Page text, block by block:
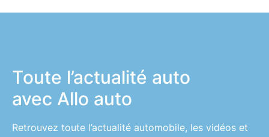
Toute l’actualité auto
avec Allo auto
Retrouvez toute l’actualité automobile, les vidéos et